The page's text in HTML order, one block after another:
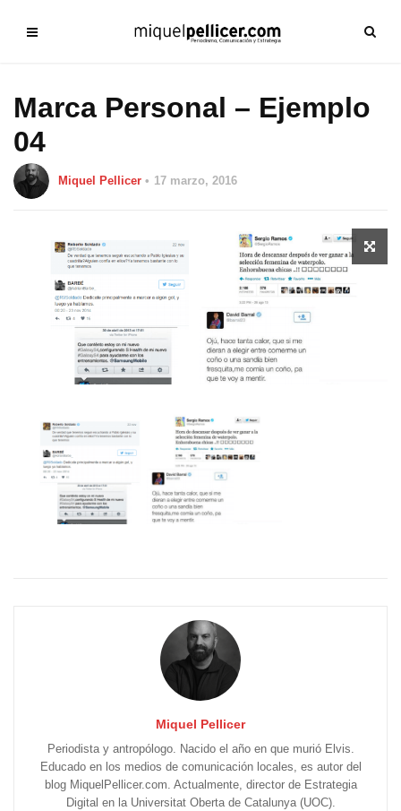
Marca Personal – Ejemplo
04
Miquel Pellicer 17 marzo, 2016
Miquel Pellicer
Periodista y antropólogo. Nacido el año en que murió Elvis.
Educado en los medios de comunicación locales, es autor del
blog MiquelPellicer.com. Actualmente, director de Estrategia
Digital en la Universitat Oberta de Catalunya (UOC).